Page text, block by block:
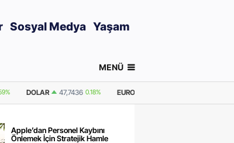
Sosyal Medya Yaşam
MENÜ
EURO 55,2510 0.32% GRAM ALTIN
Apple’dan Personel Kaybını
Önlemek İçin Stratejik Hamle